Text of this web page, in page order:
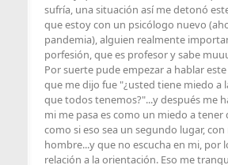
sufría, una situación así me detonó
que estoy con un psicólogo nuevo
pandemia), alguien realmente
porfesión, que es profesor y sabe
Por suerte pude empezar a hablar
que me dijo fue "¿usted tiene miedo a
que todos tenemos?"...y después me
mi me pasa es como un miedo a tener
como si eso sea un segundo lugar,
hombre...y que no escucha en mi, por
relación a la orientación. Eso me